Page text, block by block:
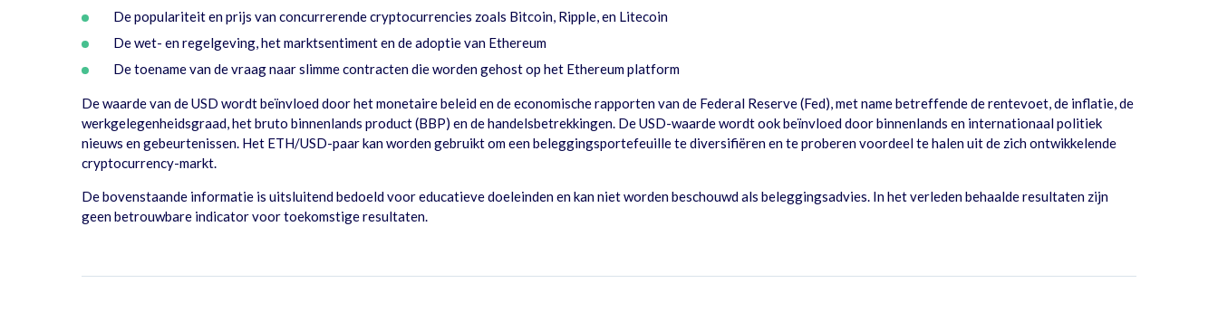
De populariteit en prijs van concurrerende cryptocurrencies zoals Bitcoin, Ripple, en Litecoin
De wet- en regelgeving, het marktsentiment en de adoptie van Ethereum
De toename van de vraag naar slimme contracten die worden gehost op het Ethereum platform
De waarde van de USD wordt beïnvloed door het monetaire beleid en de economische rapporten van de Federal Reserve (Fed), met name betreffende de rentevoet, de inflatie, de
werkgelegenheidsgraad, het bruto binnenlands product (BBP) en de handelsbetrekkingen. De USD-waarde wordt ook beïnvloed door binnenlands en internationaal politiek
nieuws en gebeurtenissen. Het ETH/USD-paar kan worden gebruikt om een beleggingsportefeuille te diversifiëren en te proberen voordeel te halen uit de zich ontwikkelende
cryptocurrency-markt.
De bovenstaande informatie is uitsluitend bedoeld voor educatieve doeleinden en kan niet worden beschouwd als beleggingsadvies. In het verleden behaalde resultaten zijn
geen betrouwbare indicator voor toekomstige resultaten.